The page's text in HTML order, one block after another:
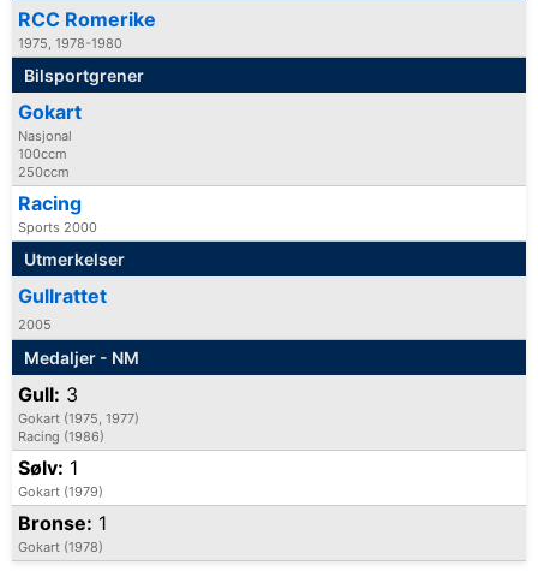
RCC Romerike
1975, 1978-1980
Bilsportgrener
Gokart
Nasjonal
100ccm
250ccm
Racing
Sports 2000
Utmerkelser
Gullrattet
2005
Medaljer - NM
Gull: 3
Gokart (1975, 1977)
Racing (1986)
Sølv: 1
Gokart (1979)
Bronse: 1
Gokart (1978)